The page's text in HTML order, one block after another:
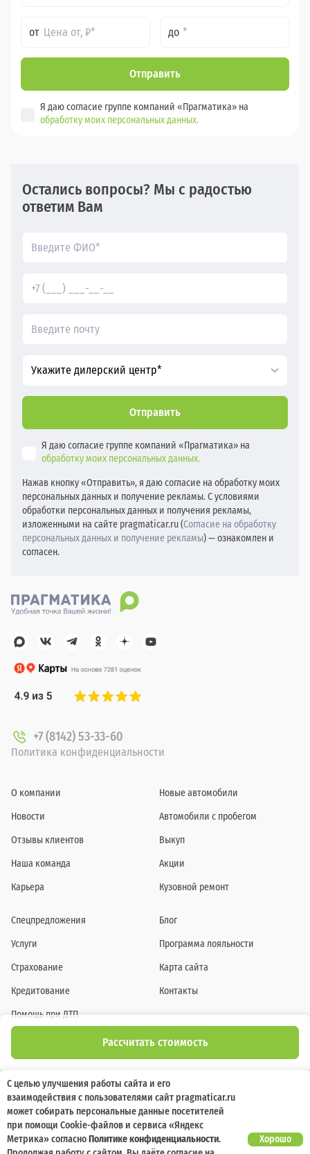
от до
Отправить
Я даю согласие группе компаний «Прагматика» на
обработку моих персональных данных.
Остались вопросы? Мы с радостью
ответим Вам
Укажите дилерский центр*
Отправить
Я даю согласие группе компаний «Прагматика» на
обработку моих персональных данных.
Нажав кнопку «Отправить», я даю согласие на обработку моих
персональных данных и получение рекламы. С условиями
обработки персональных данных и получения рекламы,
изложенными на сайте pragmaticar.ru (Согласие на обработку
персональных данных и получение рекламы) — ознакомлен и
согласен.
Рассчитать стоимость
+7 (8142) 53-33-60
Политика конфиденциальности
О компании
Новости
Отзывы клиентов
Наша команда
Карьера
Новые автомобили
Автомобили с пробегом
Выкуп
Акции
Кузовной ремонт
Спецпредложения
Услуги
Страхование
Кредитование
Помощь при ДТП
Блог
Программа лояльности
Карта сайта
Контакты
Информация о технических характеристиках, составе комплектаций, цветовой
гамме и стоимости автомобилей, а также действующих акциях, сроках и условиях
их проведения, указанных на сайте www.pragmaticar.ru, носит информационный
характер и ни при каких условиях не является публичной офертой,
определяемой положениями пунктом 2 статьи 437 Гражданского кодекса
Российской Федерации. Для получения подробной информации обращайтесь к
специалистам нашей компании.
С целью улучшения работы сайта и его
взаимодействия с пользователями сайт pragmaticar.ru
может собирать персональные данные посетителей
при помощи Cookie-файлов и сервиса «Яндекс
Метрика» согласноПолитике конфиденциальности.
Хорошо